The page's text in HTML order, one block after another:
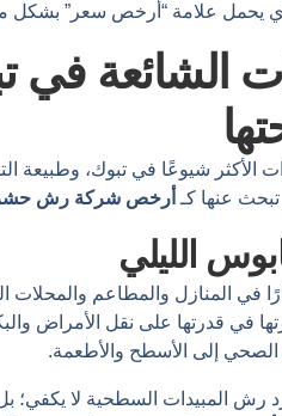
الذي يحمل علامة “أرخص سعر”
الشائعة في
الأكثر شيوعًا في تبوك، وطبيعة
عنها كـ أرخص شركة رش
الليلي
في المنازل والمطاعم والمحلات
في قدرتها على نقل الأمراض
إلى الأسطح والأطعمة.
رش المبيدات السطحية لا يكفي؛